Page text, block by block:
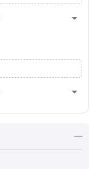
arrow_drop_down
arrow_drop_down
—